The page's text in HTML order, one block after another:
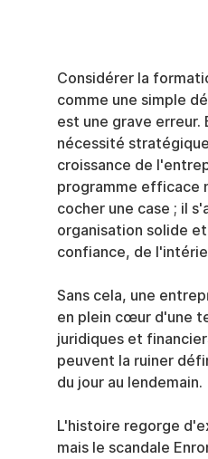
Considérer la
comme une simple
est une grave erreur.
nécessité
croissance de
programme efficace
cocher une case ; il
organisation solide
confiance, de
Sans cela, une
en plein cœur d'une
juridiques et
peuvent la ruiner
du jour au lendemain.
L'histoire regorge
mais le scandale